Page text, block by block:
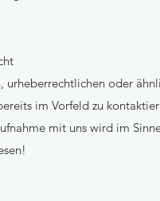
oder
im Vorfeld zu
mit uns wird im